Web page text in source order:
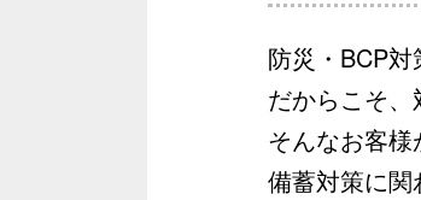
防災・BCP対
だからこそ、
そんなお客様
備蓄対策に